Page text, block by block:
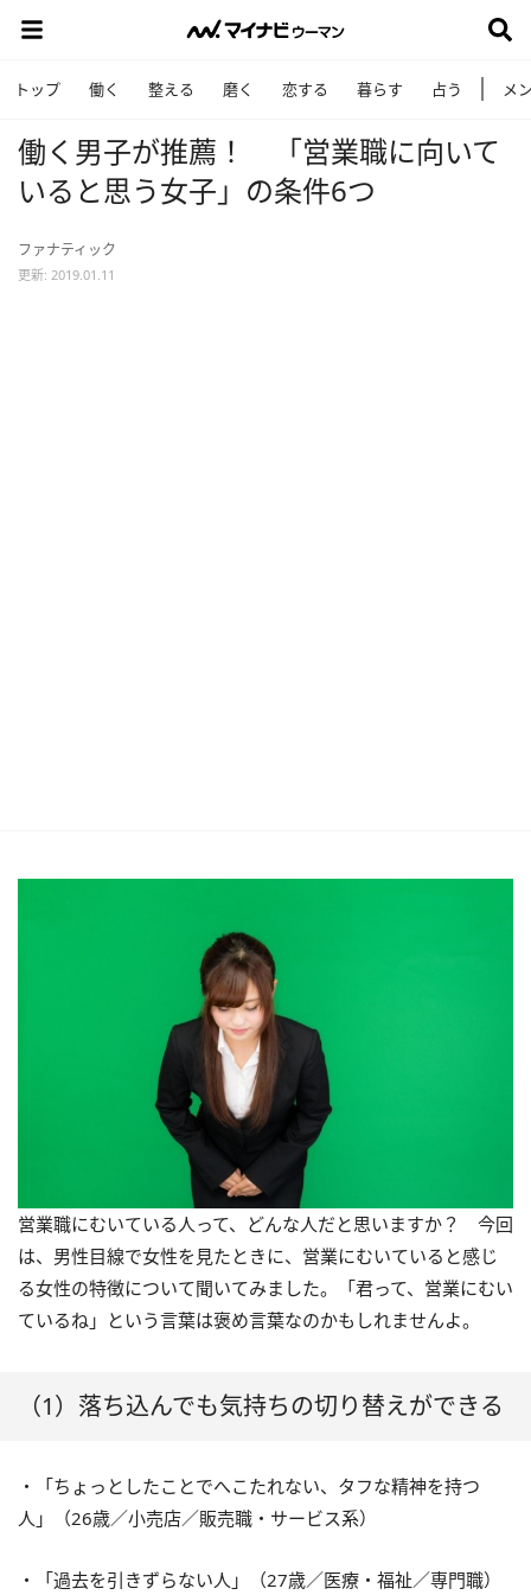
トップ 働く 整える 磨く 恋する 暮らす 占う メ
働く男子が推薦！ 「営業職に向いて
いると思う女子」の条件6つ
ファナティック
更新: 2019.01.11
営業職にむいている人って、どんな人だと思いますか？ 今回
は、男性目線で女性を見たときに、営業にむいていると感じ
る女性の特徴について聞いてみました。「君って、営業にむい
ているね」という言葉は褒め言葉なのかもしれませんよ。
（1）落ち込んでも気持ちの切り替えができる
・「ちょっとしたことでへこたれない、タフな精神を持つ
人」（26歳／小売店／販売職・サービス系）
・「過去を引きずらない人」（27歳／医療・福祉／専門職）